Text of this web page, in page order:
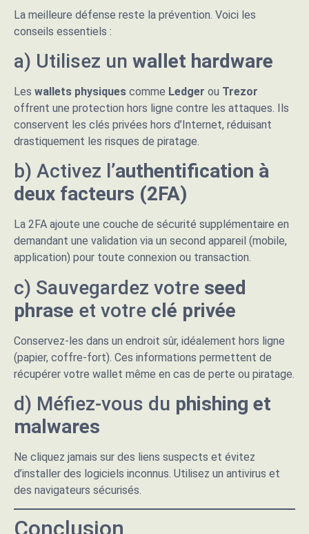
La meilleure défense reste la prévention. Voici les
conseils essentiels :
a) Utilisez un wallet hardware
Les wallets physiques comme Ledger ou Trezor
offrent une protection hors ligne contre les attaques. Ils
conservent les clés privées hors d’Internet, réduisant
drastiquement les risques de piratage.
b) Activez l’authentification à
deux facteurs (2FA)
La 2FA ajoute une couche de sécurité supplémentaire en
demandant une validation via un second appareil (mobile,
application) pour toute connexion ou transaction.
c) Sauvegardez votre seed
phrase et votre clé privée
Conservez-les dans un endroit sûr, idéalement hors ligne
(papier, coffre-fort). Ces informations permettent de
récupérer votre wallet même en cas de perte ou piratage.
d) Méfiez-vous du phishing et
malwares
Ne cliquez jamais sur des liens suspects et évitez
d’installer des logiciels inconnus. Utilisez un antivirus et
des navigateurs sécurisés.